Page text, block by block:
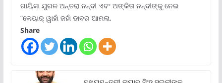
ଗାୟିକା ଯୁଗଳ ଅନ୍ତରା ନନ୍ଦୀ ଏବଂ ଅଙ୍କିତା ନନ୍ଦୀଙ୍କୁ ନେଇ
“କେୟାର୍ ୱାହାଁ ଜହାଁ ଡାବର ଆମଲା,
Share